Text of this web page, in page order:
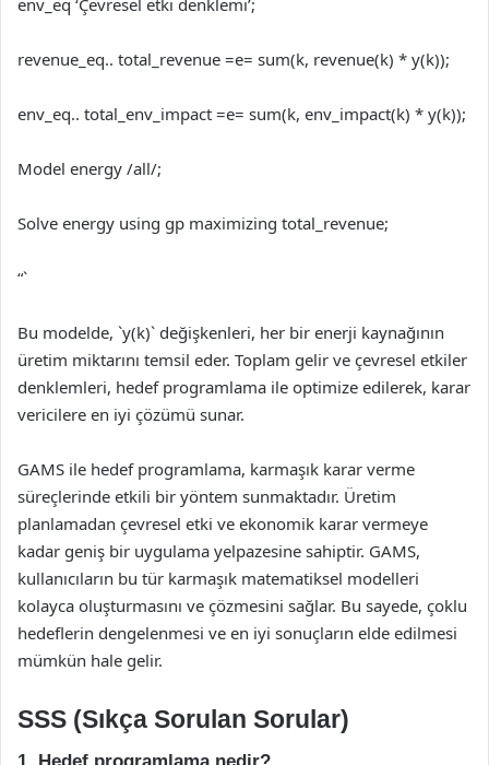
revenue_eq.. total_revenue =e= sum(k, revenue(k) * y(k));
env_eq.. total_env_impact =e= sum(k, env_impact(k) * y(k));
Model energy /all/;
Solve energy using gp maximizing total_revenue;
“`
Bu modelde, `y(k)` değişkenleri, her bir enerji kaynağının
üretim miktarını temsil eder. Toplam gelir ve çevresel etkiler
denklemleri, hedef programlama ile optimize edilerek, karar
vericilere en iyi çözümü sunar.
GAMS ile hedef programlama, karmaşık karar verme
süreçlerinde etkili bir yöntem sunmaktadır. Üretim
planlamadan çevresel etki ve ekonomik karar vermeye
kadar geniş bir uygulama yelpazesine sahiptir. GAMS,
kullanıcıların bu tür karmaşık matematiksel modelleri
kolayca oluşturmasını ve çözmesini sağlar. Bu sayede, çoklu
hedeflerin dengelenmesi ve en iyi sonuçların elde edilmesi
mümkün hale gelir.
SSS (Sıkça Sorulan Sorular)